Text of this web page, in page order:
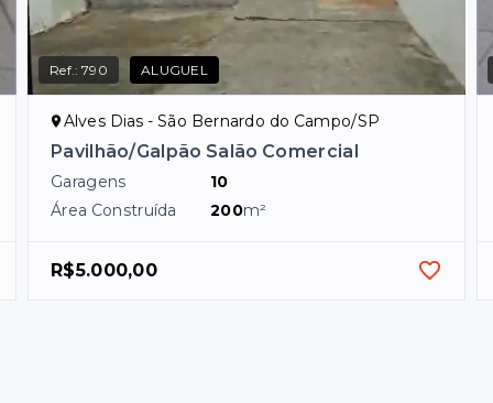
Ref.:790 ALUGUEL
Alves Dias - São Bernardo do Campo/SP
Pavilhão/Galpão Salão Comercial
Garagens
10
Área Construída
200m²
R$5.000,00